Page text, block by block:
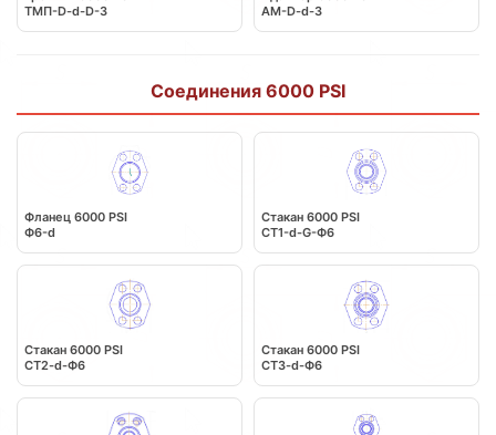
ТМП-D-d-D-3
АМ-D-d-3
Соединения 6000 PSI
Фланец 6000 PSI
Ф6-d
Стакан 6000 PSI
СТ1-d-G-Ф6
Стакан 6000 PSI
CT2-d-Ф6
Стакан 6000 PSI
СT3-d-Ф6